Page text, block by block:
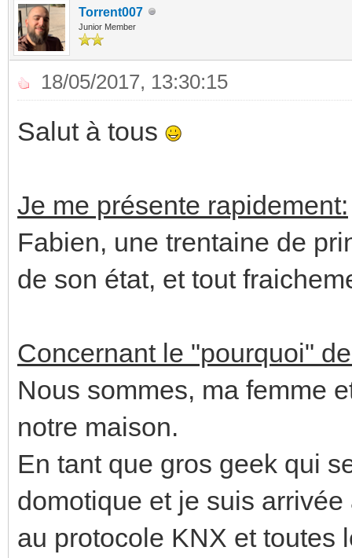
Torrent007
Junior Member
18/05/2017, 13:30:15
Salut à tous
Je me présente rapidement:
Fabien, une trentaine de
de son état, et tout
Concernant le "pourquoi"
Nous sommes, ma femme
notre maison.
En tant que gros geek qui
domotique et je suis
au protocole KNX et toutes